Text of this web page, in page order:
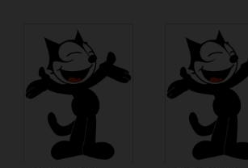
CINEMATECA
MAIS INFO
COMPRAR
CINEMATECA
MAIS INFO
COMPRAR